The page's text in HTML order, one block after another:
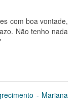
com boa vontade,
Não tenho nada
- Mariana